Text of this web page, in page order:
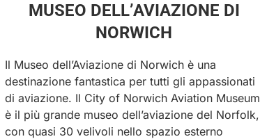
MUSEO DELL’AVIAZIONE DI
NORWICH
Il Museo dell’Aviazione di Norwich è una
destinazione fantastica per tutti gli appassionati
di aviazione. Il City of Norwich Aviation Museum
è il più grande museo dell’aviazione del Norfolk,
con quasi 30 velivoli nello spazio esterno